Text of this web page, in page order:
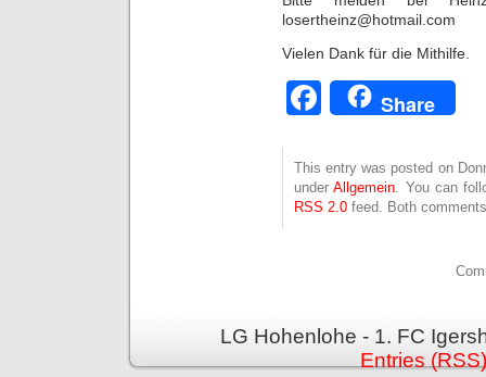
losertheinz@hotmail.com
Vielen Dank für die Mithilfe.
Facebook
Share
This entry was posted on
underAllgemein . You can
RSS 2.0 feed. Both
LG Hohenlohe - 1. FC
Entries (RSS)